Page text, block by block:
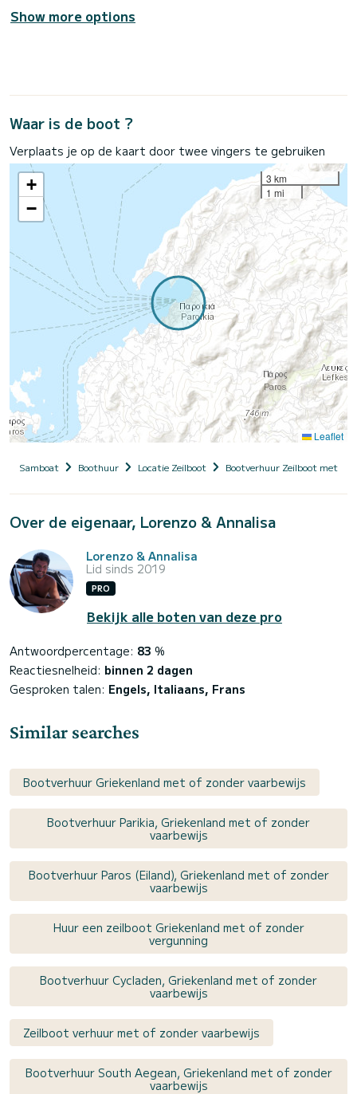
Show more options
Waar is de boot ?
Verplaats je op de kaart door twee vingers te gebruiken
+
−
3 km
1 mi
Leaflet
Samboat Boothuur Locatie Zeilboot Bootverhuur Zeilboot met
Over de eigenaar, Lorenzo & Annalisa
Lorenzo & Annalisa
Lid sinds 2019
PRO
Bekijk alle boten van deze pro
Antwoordpercentage: 83 %
Reactiesnelheid: binnen 2 dagen
Gesproken talen: Engels, Italiaans, Frans
Similar searches
Bootverhuur Griekenland met of zonder vaarbewijs
Bootverhuur Parikia, Griekenland met of zonder
vaarbewijs
Bootverhuur Paros (Eiland), Griekenland met of zonder
vaarbewijs
Huur een zeilboot Griekenland met of zonder
vergunning
Bootverhuur Cycladen, Griekenland met of zonder
vaarbewijs
Zeilboot verhuur met of zonder vaarbewijs
Bootverhuur South Aegean, Griekenland met of zonder
vaarbewijs